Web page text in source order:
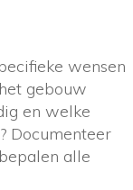
wensen
gebouw
en welke
Documenteer
alle